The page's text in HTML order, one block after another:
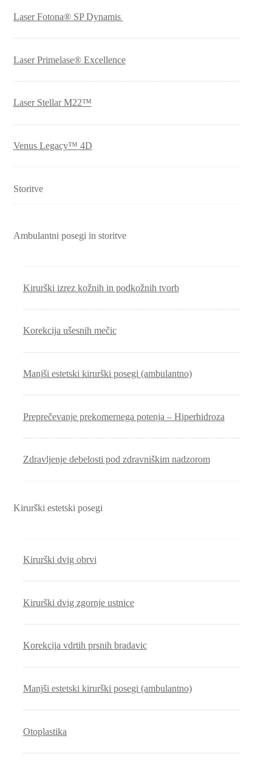
Laser Fotona® SP Dynamis
Laser Primelase® Excellence
Laser Stellar M22™
Venus Legacy™ 4D
Storitve
Ambulantni posegi in storitve
Kirurški izrez kožnih in podkožnih tvorb
Korekcija ušesnih mečic
Manjši estetski kirurški posegi (ambulantno)
Preprečevanje prekomernega potenja – Hiperhidroza
Zdravljenje debelosti pod zdravniškim nadzorom
Kirurški estetski posegi
Kirurški dvig obrvi
Kirurški dvig zgornje ustnice
Korekcija vdrtih prsnih bradavic
Manjši estetski kirurški posegi (ambulantno)
Otoplastika